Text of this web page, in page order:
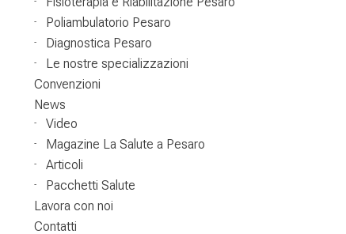
Poliambulatorio Pesaro
Diagnostica Pesaro
Le nostre specializzazioni
Convenzioni
News
Video
Magazine La Salute a Pesaro
Articoli
Pacchetti Salute
Lavora con noi
Contatti